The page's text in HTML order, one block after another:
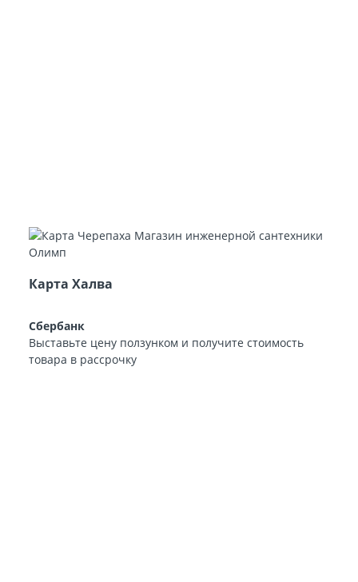
Карта Халва
Сбербанк
Выставьте цену ползунком и получите стоимость
товара в рассрочку